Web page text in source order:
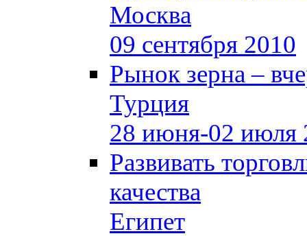
Москва
09 сентября 2010
Рынок зерна –
Турция
28 июня-02 июля
Развивать
качества
Египет